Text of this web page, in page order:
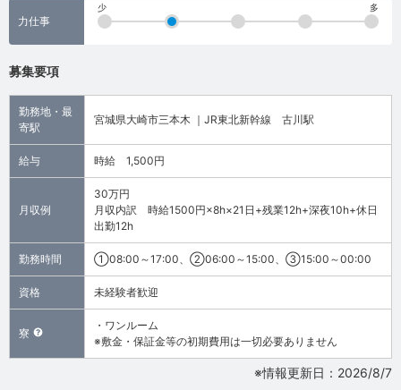
力仕事
少 多
募集要項
勤務地・最
寄駅
宮城県大崎市三本木 ｜JR東北新幹線 古川駅
給与 時給 1,500円
月収例
30万円
月収内訳 時給1500円×8h×21日+残業12h+深夜10h+休日
出勤12h
勤務時間 ①08:00～17:00、②06:00～15:00、③15:00～00:00
資格 未経験者歓迎
寮
・ワンルーム
※敷金・保証金等の初期費用は一切必要ありません
※情報更新日：2026/8/7